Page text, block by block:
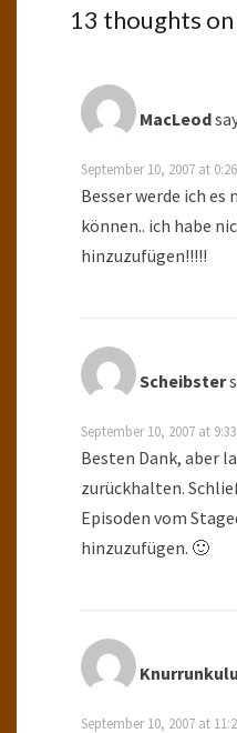
13 thoughts on
MacLeod
September 10, 2007 at 0:26
Besser werde ich
können.. ich habe
hinzuzufügen!!!!!
Scheibster
September 10, 2007 at 9:33
Besten Dank, aber
zurückhalten.
Episoden vom
hinzuzufügen. 🙂
September 10, 2007 at